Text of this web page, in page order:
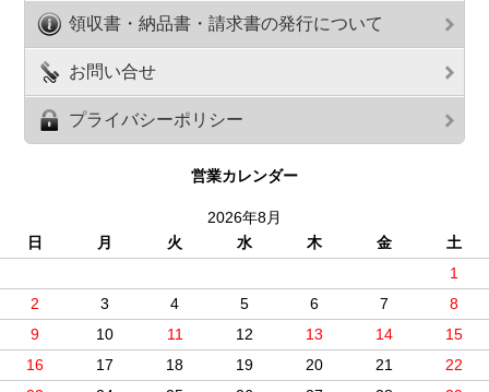
領収書・納品書・請求書の発行について
お問い合せ
プライバシーポリシー
営業カレンダー
2026年8月
日
月 火 水 木 金
土
1
2
3 4 5 6 7
8
9
10 11 12 13 14
15
16
17 18 19 20 21
22